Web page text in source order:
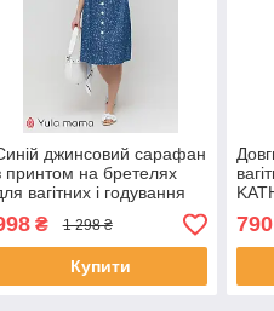
джинсовий сарафан
принтом на бретелях
вагітних і годування
SF-21.022
₴ 1 298 ₴
Купити
790